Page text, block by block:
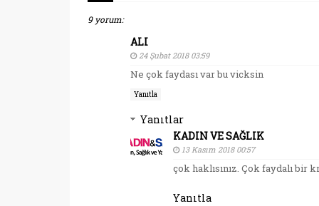
9 yorum:
ALI
24 Şubat 2018 03:59
Ne çok faydası var bu vicksin
Yanıtla
Yanıtlar
KADIN VE SAĞLIK
13 Kasım 2018 00:57
çok haklısınız. Çok faydalı bir
Yanıtla